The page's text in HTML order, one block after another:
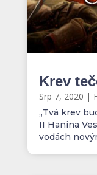
Krev
Srp 7, 2020 |
„Tvá krev
II Hanina
vodách